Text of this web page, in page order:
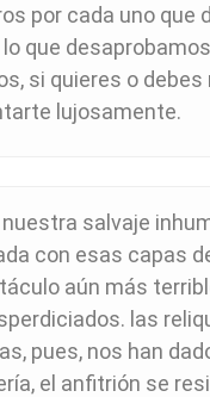
por cada uno que
que
si quieres o
lujosamente.
nuestra salvaje
con esas capas
aún más
las
pues, nos han
el anfitrión se